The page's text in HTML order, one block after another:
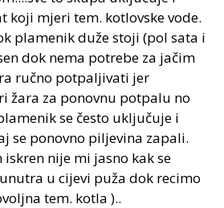
koji mjeri tem. kotlovske vode.
plamenik duže stoji (pol sata i
dok nema potrebe za jačim
ručno potpaljivati jer
žara za ponovnu potpalu no
se često uključuje i
se ponovno piljevina zapali.
nije mi jasno kak se
u cijevi puža dok recimo
tem. kotla )..